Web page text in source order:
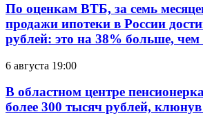
По оценкам ВТБ, за семь
продажи ипотеки в России
рублей: это на 38% больше,
6 августа 19:00
В областном центре
более 300 тысяч рублей,